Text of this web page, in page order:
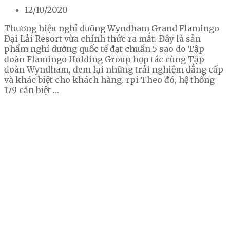
12/10/2020
Thương hiệu nghỉ dưỡng Wyndham Grand Flamingo
Đại Lải Resort vừa chính thức ra mắt. Đây là sản
phẩm nghỉ dưỡng quốc tế đạt chuẩn 5 sao do Tập
đoàn Flamingo Holding Group hợp tác cùng Tập
đoàn Wyndham, đem lại những trải nghiệm đẳng cấp
và khác biệt cho khách hàng. rpi Theo đó, hệ thống
179 căn biệt …